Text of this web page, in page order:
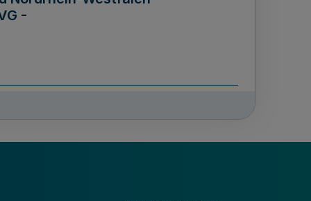
-
Männern für das Land